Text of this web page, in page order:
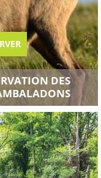
DES